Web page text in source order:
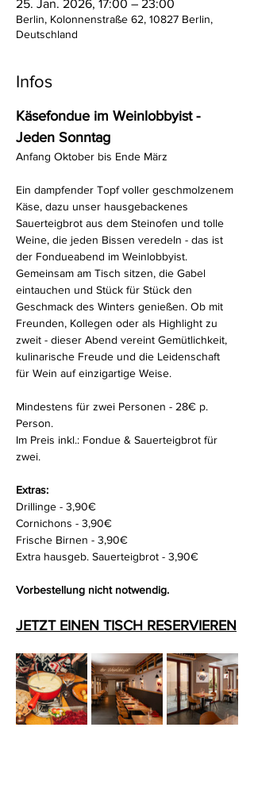
25. Jan. 2026, 17:00 – 23:00
Berlin, Kolonnenstraße 62, 10827 Berlin,
Deutschland
Infos
Käsefondue im Weinlobbyist -
Jeden Sonntag
Anfang Oktober bis Ende März
Ein dampfender Topf voller geschmolzenem
Käse, dazu unser hausgebackenes
Sauerteigbrot aus dem Steinofen und tolle
Weine, die jeden Bissen veredeln - das ist
der Fondueabend im Weinlobbyist.
Gemeinsam am Tisch sitzen, die Gabel
eintauchen und Stück für Stück den
Geschmack des Winters genießen. Ob mit
Freunden, Kollegen oder als Highlight zu
zweit - dieser Abend vereint Gemütlichkeit,
kulinarische Freude und die Leidenschaft
für Wein auf einzigartige Weise.
Mindestens für zwei Personen - 28€ p.
Person.
Im Preis inkl.: Fondue & Sauerteigbrot für
zwei.
Extras:
Drillinge - 3,90€
Cornichons - 3,90€
Frische Birnen - 3,90€
Extra hausgeb. Sauerteigbrot - 3,90€
Vorbestellung nicht notwendig.
JETZT EINEN TISCH RESERVIEREN